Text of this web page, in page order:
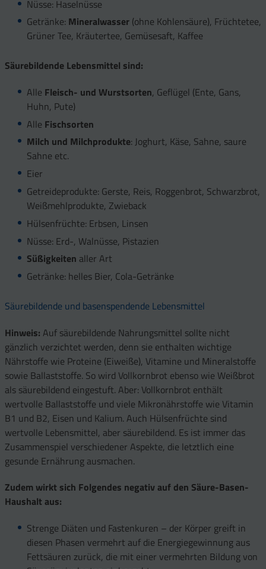
Nüsse: Haselnüsse
Getränke: Mineralwasser(ohne Kohlensäure), Früchtetee,
Grüner Tee, Kräutertee, Gemüsesaft, Kaffee
Säurebildende Lebensmittel sind:
Alle Fleisch- und Wurstsorten, Geflügel (Ente, Gans,
Huhn, Pute)
Alle Fischsorten
Milch und Milchprodukte: Joghurt, Käse, Sahne, saure
Sahne etc.
Eier
Getreideprodukte: Gerste, Reis, Roggenbrot, Schwarzbrot,
Weißmehlprodukte, Zwieback
Hülsenfrüchte: Erbsen, Linsen
Nüsse: Erd-, Walnüsse, Pistazien
Süßigkeiten aller Art
Getränke: helles Bier, Cola-Getränke
Säurebildende und basenspendende Lebensmittel
Hinweis: Auf säurebildende Nahrungsmittel sollte nicht
gänzlich verzichtet werden, denn sie enthalten wichtige
Nährstoffe wie Proteine (Eiweiße), Vitamine und Mineralstoffe
sowie Ballaststoffe. So wird Vollkornbrot ebenso wie Weißbrot
als säurebildend eingestuft. Aber: Vollkornbrot enthält
wertvolle Ballaststoffe und viele Mikronährstoffe wie Vitamin
B1 und B2, Eisen und Kalium. Auch Hülsenfrüchte sind
wertvolle Lebensmittel, aber säurebildend. Es ist immer das
Zusammenspiel verschiedener Aspekte, die letztlich eine
gesunde Ernährung ausmachen.
Zudem wirkt sich Folgendes negativ auf den Säure-Basen-
Haushalt aus:
Strenge Diäten und Fastenkuren – der Körper greift in
diesen Phasen vermehrt auf die Energiegewinnung aus
Fettsäuren zurück, die mit einer vermehrten Bildung von